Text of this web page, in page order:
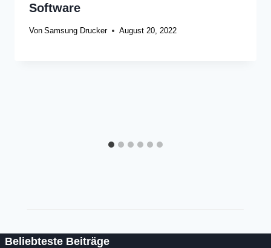
Software
Von Samsung Drucker August 20, 2022
Beliebteste Beiträge